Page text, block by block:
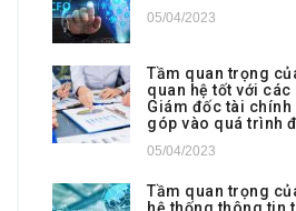
05/04/2023
Tầm quan trọng
quan hệ tốt với
Giám đốc tài chính
góp vào quá trình
05/04/2023
Tầm quan trọng
hệ thống thông tin